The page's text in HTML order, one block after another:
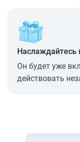
Он будет уже
действовать